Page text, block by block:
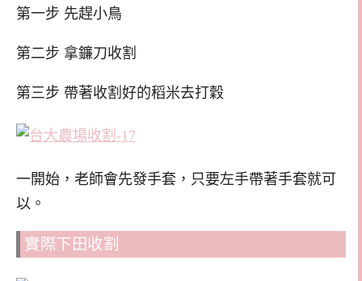
第一步 先趕小鳥
第二步 拿鐮刀收割
第三步 帶著收割好的稻米去打穀
一開始，老師會先發手套，只要左手帶著手套就可
以。
實際下田收割